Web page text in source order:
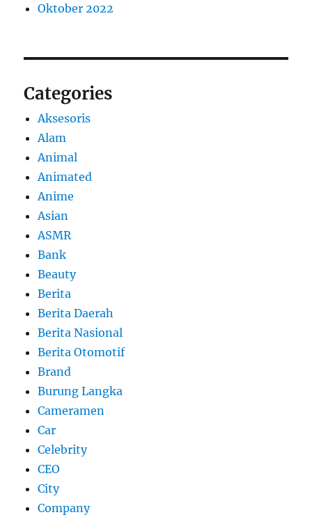
Oktober 2022
Categories
Aksesoris
Alam
Animal
Animated
Anime
Asian
ASMR
Bank
Beauty
Berita
Berita Daerah
Berita Nasional
Berita Otomotif
Brand
Burung Langka
Cameramen
Car
Celebrity
CEO
City
Company